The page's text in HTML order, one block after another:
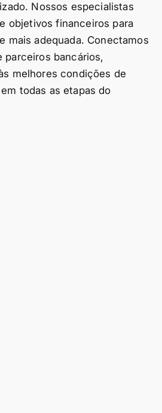
Nossos especialistas
objetivos financeiros para
mais adequada. Conectamos
parceiros bancários,
melhores condições de
todas as etapas do